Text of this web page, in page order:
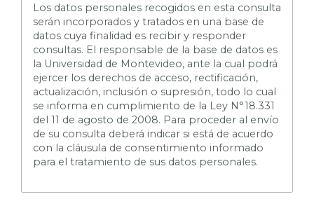
Los datos personales recogidos en esta consulta
serán incorporados y tratados en una base de
datos cuya finalidad es recibir y responder
consultas. El responsable de la base de datos es
la Universidad de Montevideo, ante la cual podrá
ejercer los derechos de acceso, rectificación,
actualización, inclusión o supresión, todo lo cual
se informa en cumplimiento de la Ley N°18.331
del 11 de agosto de 2008. Para proceder al envío
de su consulta deberá indicar si está de acuerdo
con la cláusula de consentimiento informado
para el tratamiento de sus datos personales.